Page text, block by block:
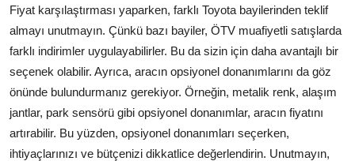
Fiyat karşılaştırması yaparken, farklı Toyota bayilerinden teklif
almayı unutmayın. Çünkü bazı bayiler, ÖTV muafiyetli satışlarda
farklı indirimler uygulayabilirler. Bu da sizin için daha avantajlı bir
seçenek olabilir. Ayrıca, aracın opsiyonel donanımlarını da göz
önünde bulundurmanız gerekiyor. Örneğin, metalik renk, alaşım
jantlar, park sensörü gibi opsiyonel donanımlar, aracın fiyatını
artırabilir. Bu yüzden, opsiyonel donanımları seçerken,
ihtiyaçlarınızı ve bütçenizi dikkatlice değerlendirin. Unutmayın,